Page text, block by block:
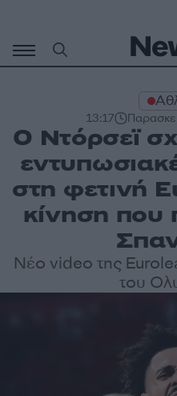
περιεχόμενο
13:17
Ο Ντόρσεϊ
στη φετινή
κίνηση που
Νέο video της
του